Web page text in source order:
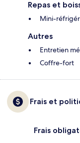
Repas et
Mini-
Autres
Entretien
Coffre-fort
Frais et
Frais